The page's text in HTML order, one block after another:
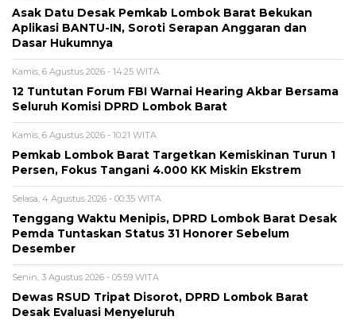
Asak Datu Desak Pemkab Lombok Barat Bekukan
Aplikasi BANTU-IN, Soroti Serapan Anggaran dan
Dasar Hukumnya
Kamis, 6 Agustus 2026 - 14:25 WITA
12 Tuntutan Forum FBI Warnai Hearing Akbar Bersama
Seluruh Komisi DPRD Lombok Barat
Kamis, 6 Agustus 2026 - 10:21 WITA
Pemkab Lombok Barat Targetkan Kemiskinan Turun 1
Persen, Fokus Tangani 4.000 KK Miskin Ekstrem
Selasa, 4 Agustus 2026 - 00:35 WITA
Tenggang Waktu Menipis, DPRD Lombok Barat Desak
Pemda Tuntaskan Status 31 Honorer Sebelum
Desember
Senin, 3 Agustus 2026 - 05:59 WITA
Dewas RSUD Tripat Disorot, DPRD Lombok Barat
Desak Evaluasi Menyeluruh